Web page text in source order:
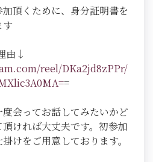
頂くために、身分証明書を
す
由↓
reel/DKa2jd8zPPr/
=
度会ってお話してみたいかど
ければ大丈夫です。初参加
けをご用意しております。